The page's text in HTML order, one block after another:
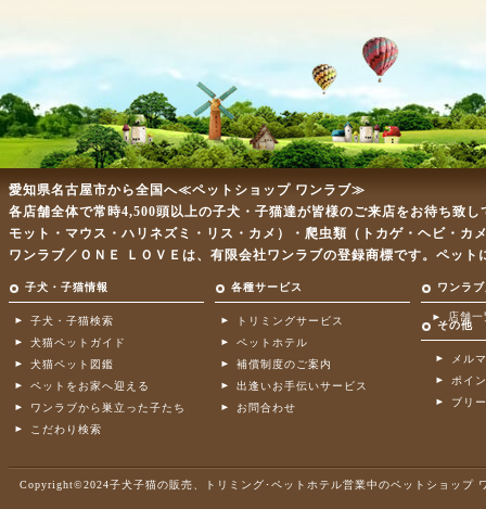
愛知県名古屋市から全国へ≪ペットショップ ワンラブ≫
各店舗全体で常時4,500頭以上の子犬・子猫達が皆様のご来店をお待ち致
モット・マウス・ハリネズミ・リス・カメ）・爬虫類（トカゲ・ヘビ・
ワンラブ／ＯＮＥ ＬＯＶＥは、有限会社ワンラブの登録商標です。ペッ
子犬・子猫情報 各種サービス ワンラ
子犬・子猫検索
犬猫ペットガイド
犬猫ペット図鑑
ペットをお家へ迎える
ワンラブから巣立った子たち
こだわり検索
トリミングサービス
ペットホテル
補償制度のご案内
出逢いお手伝いサービス
お問合わせ
店舗一
その他
メル
ポイ
ブリ
Copyright©2024子犬子猫の販売、トリミング･ペットホテル営業中のペットショップ